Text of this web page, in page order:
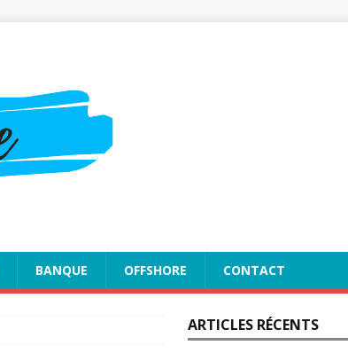
BANQUE OFFSHORE CONTACT
ARTICLES RÉCENTS